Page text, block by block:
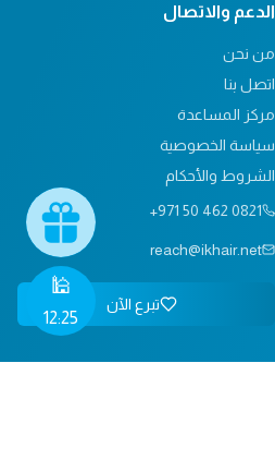
الدعم والاتصال
من نحن
اتصل بنا
مركز المساعدة
سياسة الخصوصية
الشروط والأحكام
+971 50 462 0821
reach@ikhair.net
تبرع الآن
🕌
12:25